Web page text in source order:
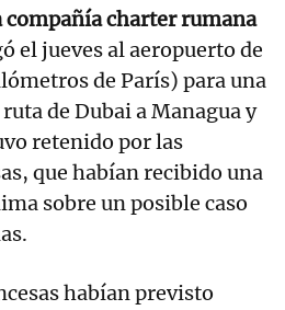
compañía charter rumana
el jueves al aeropuerto de
de París) para una
de Dubai a Managua y
retenido por las
que habían recibido una
sobre un posible caso
habían previsto